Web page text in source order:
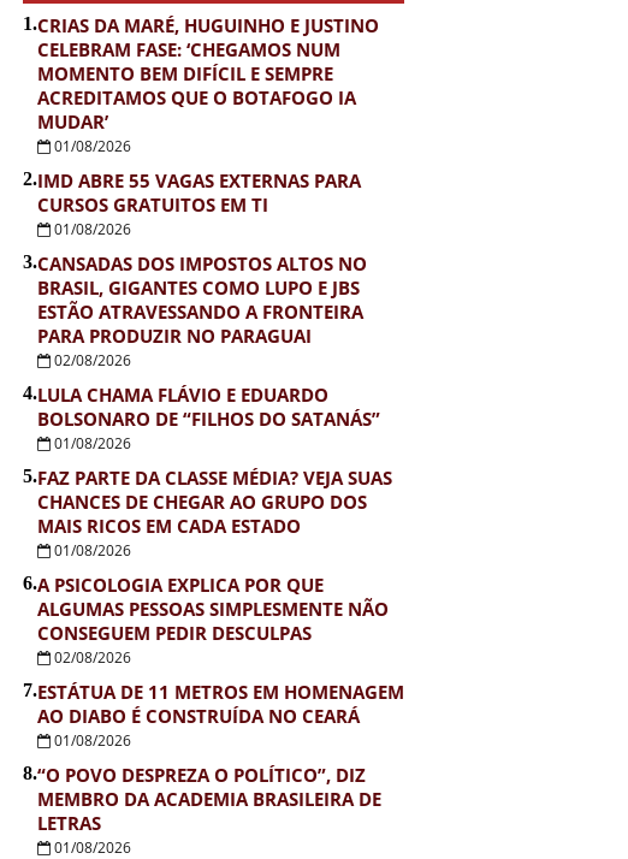
1.CRIAS DA MARÉ, HUGUINHO E JUSTINO
CELEBRAM FASE: ‘CHEGAMOS NUM
MOMENTO BEM DIFÍCIL E SEMPRE
ACREDITAMOS QUE O BOTAFOGO IA
MUDAR’
01/08/2026
2.IMD ABRE 55 VAGAS EXTERNAS PARA
CURSOS GRATUITOS EM TI
01/08/2026
3.CANSADAS DOS IMPOSTOS ALTOS NO
BRASIL, GIGANTES COMO LUPO E JBS
ESTÃO ATRAVESSANDO A FRONTEIRA
PARA PRODUZIR NO PARAGUAI
02/08/2026
4.LULA CHAMA FLÁVIO E EDUARDO
BOLSONARO DE “FILHOS DO SATANÁS”
01/08/2026
5.FAZ PARTE DA CLASSE MÉDIA? VEJA SUAS
CHANCES DE CHEGAR AO GRUPO DOS
MAIS RICOS EM CADA ESTADO
01/08/2026
6.A PSICOLOGIA EXPLICA POR QUE
ALGUMAS PESSOAS SIMPLESMENTE NÃO
CONSEGUEM PEDIR DESCULPAS
02/08/2026
7.ESTÁTUA DE 11 METROS EM HOMENAGEM
AO DIABO É CONSTRUÍDA NO CEARÁ
01/08/2026
8.“O POVO DESPREZA O POLÍTICO”, DIZ
MEMBRO DA ACADEMIA BRASILEIRA DE
LETRAS
01/08/2026